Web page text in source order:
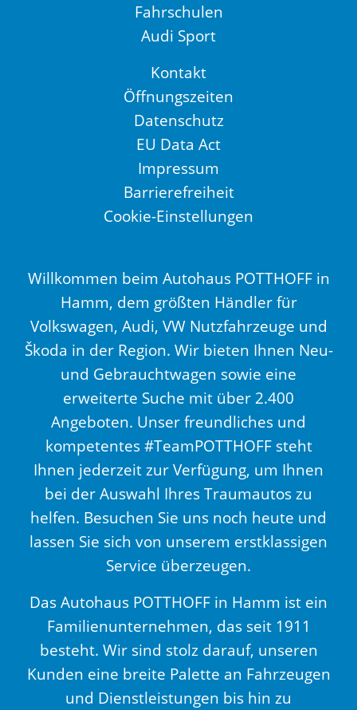
Fahrschulen
Audi Sport
Kontakt
Öffnungszeiten
Datenschutz
EU Data Act
Impressum
Barrierefreiheit
Cookie-Einstellungen
Willkommen beim Autohaus POTTHOFF in
Hamm, dem größten Händler für
Volkswagen, Audi, VW Nutzfahrzeuge und
Škoda in der Region. Wir bieten Ihnen Neu-
und Gebrauchtwagen sowie eine
erweiterte Suche mit über 2.400
Angeboten. Unser freundliches und
kompetentes #TeamPOTTHOFF steht
Ihnen jederzeit zur Verfügung, um Ihnen
bei der Auswahl Ihres Traumautos zu
helfen. Besuchen Sie uns noch heute und
lassen Sie sich von unserem erstklassigen
Service überzeugen.
Das Autohaus POTTHOFF in Hamm ist ein
Familienunternehmen, das seit 1911
besteht. Wir sind stolz darauf, unseren
Kunden eine breite Palette an Fahrzeugen
und Dienstleistungen bis hin zu